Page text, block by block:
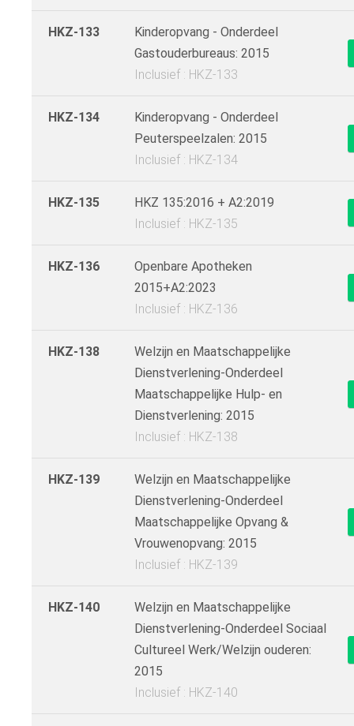
HKZ-133
Kinderopvang - Onderdeel
Gastouderbureaus: 2015
Inclusief : HKZ-133
HKZ-134
Kinderopvang - Onderdeel
Peuterspeelzalen: 2015
Inclusief : HKZ-134
HKZ-135
HKZ 135:2016 + A2:2019
Inclusief : HKZ-135
HKZ-136
Openbare Apotheken
2015+A2:2023
Inclusief : HKZ-136
HKZ-138
Welzijn en Maatschappelijke
Dienstverlening-Onderdeel
Maatschappelijke Hulp- en
Dienstverlening: 2015
Inclusief : HKZ-138
HKZ-139
Welzijn en Maatschappelijke
Dienstverlening-Onderdeel
Maatschappelijke Opvang &
Vrouwenopvang: 2015
Inclusief : HKZ-139
HKZ-140
Welzijn en Maatschappelijke
Dienstverlening-Onderdeel Sociaal
Cultureel Werk/Welzijn ouderen:
2015
Inclusief : HKZ-140